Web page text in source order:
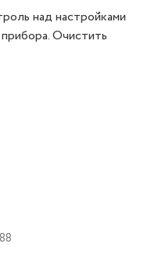
над настройками
Очистить